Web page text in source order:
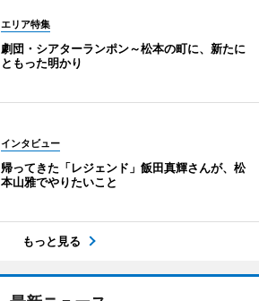
エリア特集
劇団・シアターランポン～松本の町に、新たに
ともった明かり
インタビュー
帰ってきた「レジェンド」飯田真輝さんが、松
本山雅でやりたいこと
もっと見る